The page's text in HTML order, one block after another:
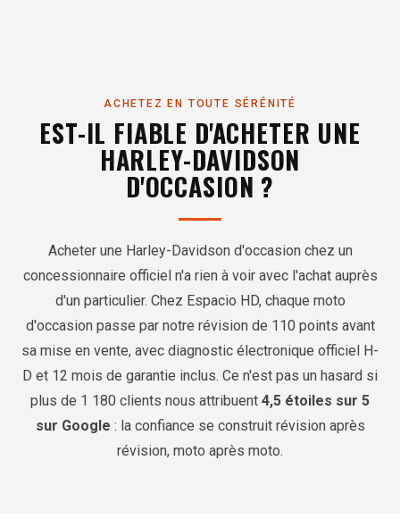
ACHETEZ EN TOUTE SÉRÉNITÉ
EST-IL FIABLE D'ACHETER UNE
HARLEY-DAVIDSON
D'OCCASION ?
Acheter une Harley-Davidson d'occasion chez un
concessionnaire officiel n'a rien à voir avec l'achat auprès
d'un particulier. Chez Espacio HD, chaque moto
d'occasion passe par notre révision de 110 points avant
sa mise en vente, avec diagnostic électronique officiel H-
D et 12 mois de garantie inclus. Ce n'est pas un hasard si
plus de 1 180 clients nous attribuent 4,5 étoiles sur 5
sur Google : la confiance se construit révision après
révision, moto après moto.